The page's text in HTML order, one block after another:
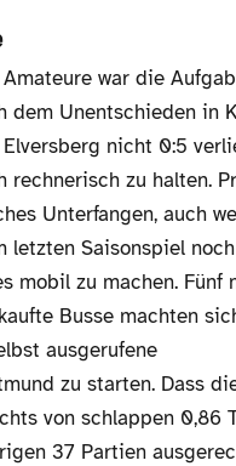
dem Unentschieden in
nicht 0:5
rechnerisch zu halten.
Unterfangen, auch
letzten Saisonspiel
mobil zu machen. Fünf
Busse machten
ausgerufene
zu starten. Dass
von schlappen 0,86
37 Partien